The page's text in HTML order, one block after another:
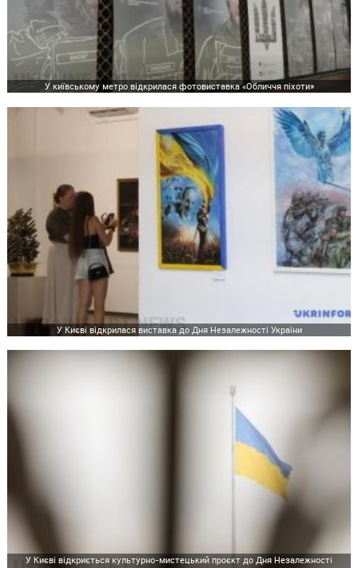
У київському метро відкрилася фотовиставка «Обличчя піхоти»
У Києві відкрилася виставка до Дня Незалежності України
У Києві відкриється культурно-мистецький проєкт до Дня Незалежності